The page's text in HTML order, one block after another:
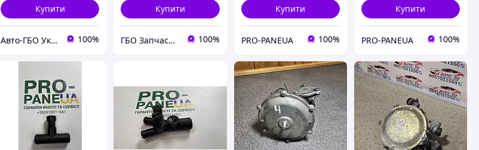
Купити
Авто-ГБО Украина 100%
Купити
ГБО Запчастини 100%
Купити
PRO-PANEUA 100%
Купити
PRO-PANEUA 100%